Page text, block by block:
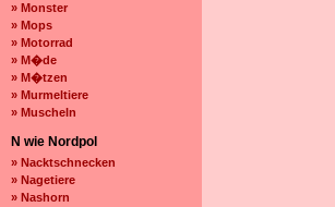
» Monster
» Mops
» Motorrad
» M�de
» M�tzen
» Murmeltiere
» Muscheln
N wie Nordpol
» Nacktschnecken
» Nagetiere
» Nashorn